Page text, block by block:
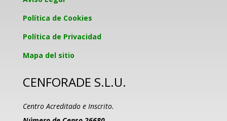
Política de Cookies
Política de Privacidad
Mapa del sitio
CENFORADE S.L.U.
Centro Acreditado e Inscrito.